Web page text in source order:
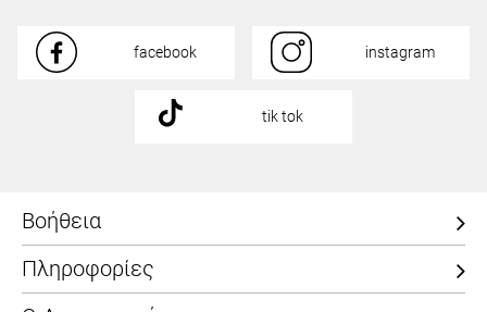
facebook instagram
tik tok
Βοήθεια
Πληροφορίες